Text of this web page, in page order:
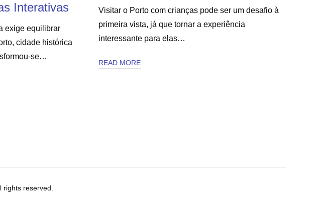
Interativas
exige equilibrar
cidade histórica
se…
Visitar o Porto com crianças pode ser um desafio à
primeira vista, já que tornar a experiência
interessante para elas…
READ MORE
reserved.